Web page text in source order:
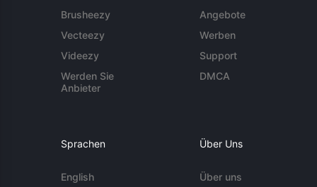
Brusheezy
Vecteezy
Videezy
Werden Sie
Anbieter
Angebote
Werben
Support
DMCA
Sprachen
English
Über Uns
Über uns